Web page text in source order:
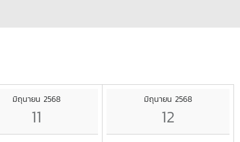
มิถุนายน 2568
11
มิถุนายน 2568
12